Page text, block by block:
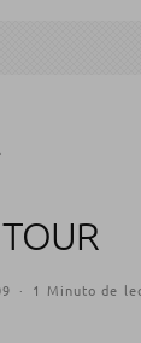
· 1 Minuto de